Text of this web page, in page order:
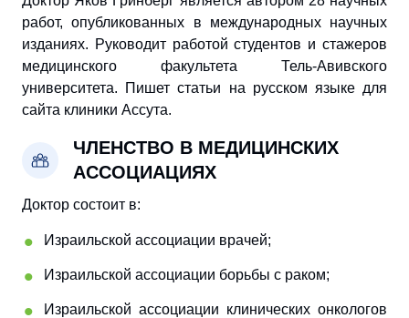
работ, опубликованных в международных научных
изданиях. Руководит работой студентов и стажеров
медицинского факультета Тель-Авивского
университета. П ишет статьи на русском языке для
сайта клиники Ассута.
ЧЛЕНСТВО В МЕДИЦИНCКИХ
АССОЦИАЦИЯХ
Доктор состоит в:
Израильской ассоциации врачей;
Израильской ассоциации борьбы с раком;
Израильской ассоциации клинических онкологов